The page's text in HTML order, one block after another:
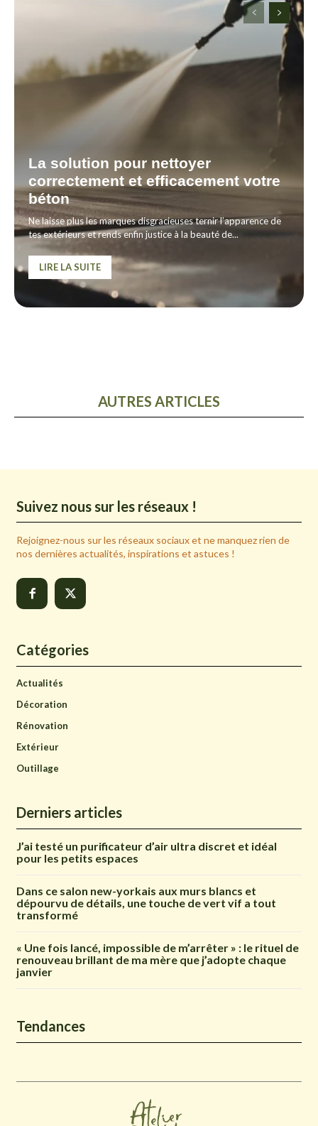
La solution pour nettoyer
correctement et efficacement votre
béton
Ne laisse plus les marques disgracieuses ternir l’apparence de
tes extérieurs et rends enfin justice à la beauté de...
LIRE LA SUITE
AUTRES ARTICLES
Suivez nous sur les réseaux !
Rejoignez-nous sur les réseaux sociaux et ne manquez rien de
nos dernières actualités, inspirations et astuces !
Catégories
Actualités
Décoration
Rénovation
Extérieur
Outillage
Derniers articles
J’ai testé un purificateur d’air ultra discret et idéal
pour les petits espaces
Dans ce salon new-yorkais aux murs blancs et
dépourvu de détails, une touche de vert vif a tout
transformé
« Une fois lancé, impossible de m’arrêter » : le rituel de
renouveau brillant de ma mère que j’adopte chaque
janvier
Tendances